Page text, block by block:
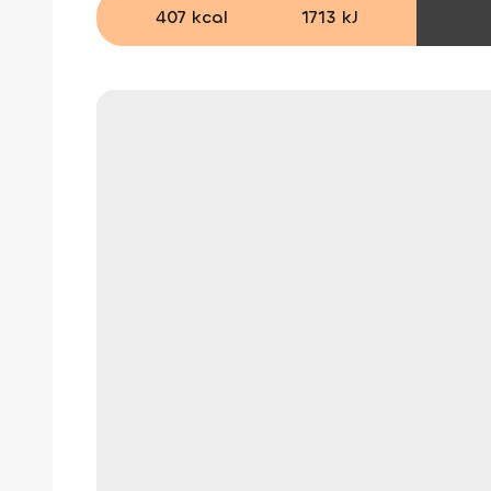
407 kcal 1713 kJ